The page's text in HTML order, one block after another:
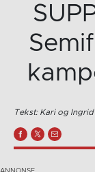
Tekst: Kari og